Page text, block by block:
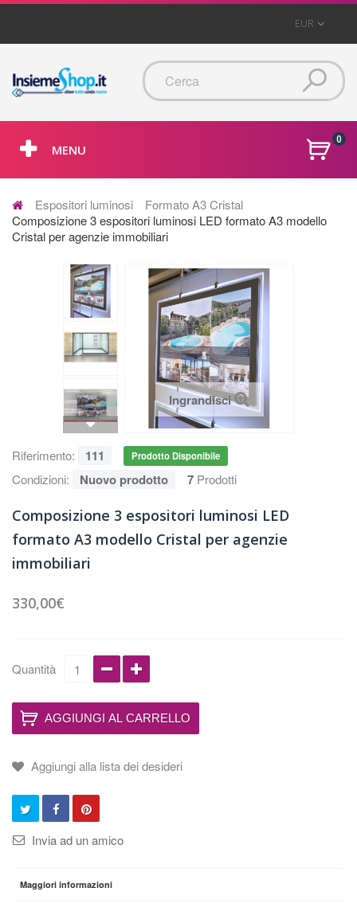
EUR
0
MENU
Espositori luminosi
Formato A3 Cristal
Composizione 3 espositori luminosi LED formato A3 modello
Cristal per agenzie immobiliari
Ingrandisci
Riferimento: 111 Prodotto Disponibile
Condizioni: Nuovo prodotto 7 Prodotti
Composizione 3 espositori luminosi LED
formato A3 modello Cristal per agenzie
immobiliari
330,00€
Quantità
AGGIUNGI AL CARRELLO
Aggiungi alla lista dei desideri
Invia ad un amico
Maggiori informazioni